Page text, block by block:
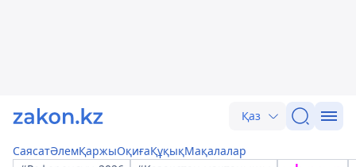
Қаз
СаясатӘлемҚаржыОқиғаҚұқықМақалалар